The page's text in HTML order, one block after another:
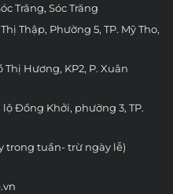
Trăng, Sóc Trăng
Thập, Phường 5, TP. Mỹ Tho,
Hương, KP2, P. Xuân
Đồng Khởi, phường 3, TP.
trong tuần- trừ ngày lễ)